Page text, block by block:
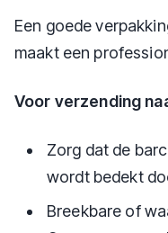
Een goede
maakt een
Voor verzending
Zorg dat de
wordt bedekt
Breekbare of